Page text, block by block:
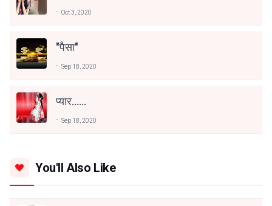
Oct 3, 2020
"पैसा"
Sep 18, 2020
प्यार......
Sep 18, 2020
You'll Also Like